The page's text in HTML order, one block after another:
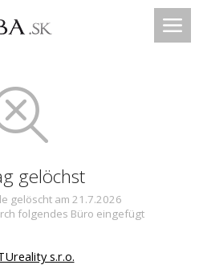
gelöchst
gelöscht am 21.7.2026
folgendes Büro eingefügt
s.r.o.